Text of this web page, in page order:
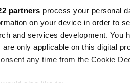
partners process your personal
on your device in order to
and services development. You
only applicable on this digital
any time from the Cookie
terme
accanto.
leggi di più